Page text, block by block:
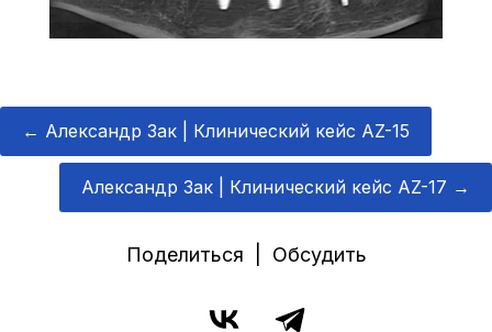
← Александр Зак | Клинический кейс AZ-15
Александр Зак | Клинический кейс AZ-17 →
Поделиться | Обсудить